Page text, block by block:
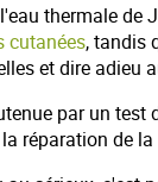
thermale
cutanées, tandis
et dire adieu
par un
réparation de